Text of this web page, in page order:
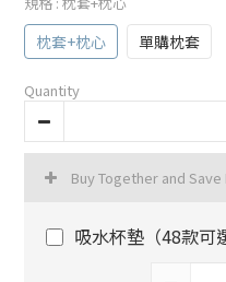
枕套+枕心 單購枕套
Quantity
Buy Together and Save
吸水杯墊（48款可